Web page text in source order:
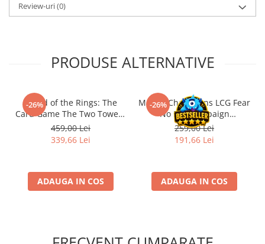
Book Nooks
Comic Books (Benzi Desenate)
Yu-Gi-Oh!
Pokemon TCG
Digimon Card Game
Flesh and Blood
Review-uri(0)
PRODUSE ALTERNATIVE
-26%
- Lord of the Rings: The
Card Game The Two Towers
Saga Expansion
459,00 Lei
339,66 Lei
ADAUGA IN COS
-26%
Marvel Champions LCG Fear
No Evil Campaign
Expansion (EN)
259,00 Lei
191,66 Lei
ADAUGA IN COS